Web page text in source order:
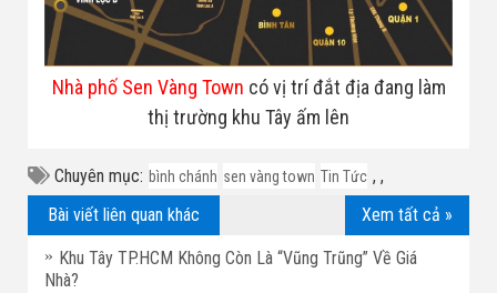
Nhà phố Sen Vàng Town có vị trí đắt địa đang làm
thị trường khu Tây ấm lên
Chuyên mục: bình chánh ,
sen vàng town ,
Tin Tức
Xem tất cả »
Bài viết liên quan khác
Khu Tây TP.HCM Không Còn Là “Vũng Trũng” Về Giá
Nhà?